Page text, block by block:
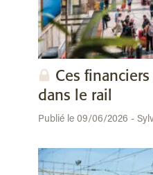
Ces
dans le rail
Publié le 09/06/2026 -